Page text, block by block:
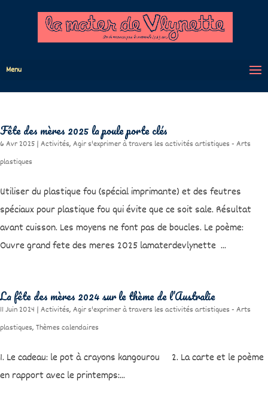
Menu
Fête des mères 2025 la poule porte clés
6 Avr 2025 | Activités, Agir s'exprimer à travers les activités artistiques - Arts
plastiques
Utiliser du plastique fou (spécial imprimante) et des feutres
spéciaux pour plastique fou qui évite que ce soit sale. Résultat
avant cuisson. Les moyens ne font pas de boucles. Le poème:
Ouvre grand fete des meres 2025 lamaterdevlynette ...
La fête des mères 2024 sur le thème de l’Australie
11 Juin 2024 | Activités, Agir s'exprimer à travers les activités artistiques - Arts
plastiques, Thèmes calendaires
1. Le cadeau: le pot à crayons kangourou 2. La carte et le poème
en rapport avec le printemps:...